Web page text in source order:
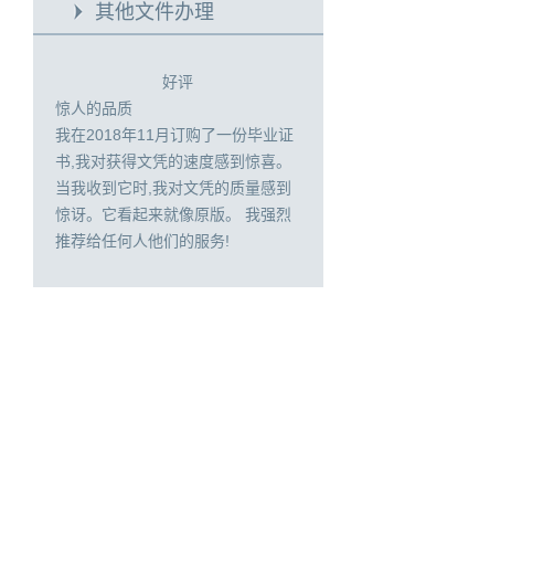
其他文件办理
好评
惊人的品质
我在2018年11月订购了一份毕业证
书,我对获得文凭的速度感到惊喜。
当我收到它时,我对文凭的质量感到
惊讶。它看起来就像原版。 我强烈
推荐给任何人他们的服务!